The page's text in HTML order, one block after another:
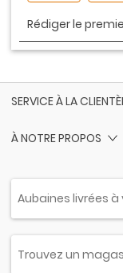
SERVICE À LA
À NOTRE PROPOS